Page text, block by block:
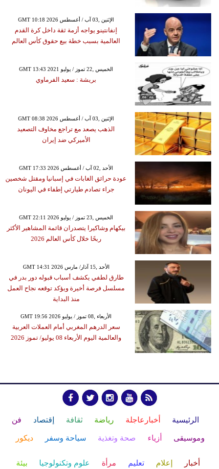
GMT 10:18 2026 الإثنين ,03 آب / أغسطس
إنفانتينو يواجه أزمة ثقة داخل كرة القدم
العالمية بسبب خطة بيع حقوق كأس العالم
GMT 13:43 2021 الخميس ,22 تموز / يوليو
بريشة : سعيد الفرماوي
GMT 08:38 2026 الإثنين ,03 آب / أغسطس
الذهب يصعد مع تراجع مخاوف التصعيد
الأميركي ضد إيران
GMT 17:33 2026 الأحد ,02 آب / أغسطس
عودة حرائق الغابات في إسبانيا ومقتل شخصين
جراء تصادم طيارتي إطفاء في اليونان
GMT 22:11 2026 الخميس ,23 تموز / يوليو
بيكهام وشاكيرا يتصدران قائمة المشاهير الأكثر
ربحًا خلال كأس العالم 2026
GMT 14:31 2026 الأحد ,15 آذار/ مارس
طارق لطفي يكشف أسباب قبوله دور بدر في
مسلسل فرصة أخيرة ويؤكد توقعه نجاح العمل
منذ البداية
GMT 19:56 2026 الأربعاء ,08 تموز / يوليو
سعر الدرهم المغربي أمام العملات العربية
والعالمية اليوم الأربعاء 08 يوليو/ تموز 2026
الرئيسية أخبارعاجلة رياضة ثقافة إقتصاد فن
وموسيقى أزياء صحة وتغذية سياحة وسفر ديكور
أخبار إعلام تعليم مرأة علوم وتكنولوجيا بيئة